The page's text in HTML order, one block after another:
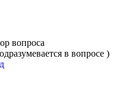
вопроса
в вопросе )